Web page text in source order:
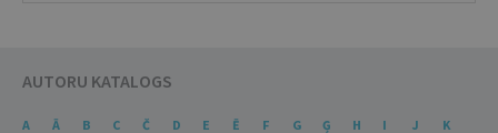
AUTORU KATALOGS
A Ā B C Č D E Ē F G Ģ H I J
K